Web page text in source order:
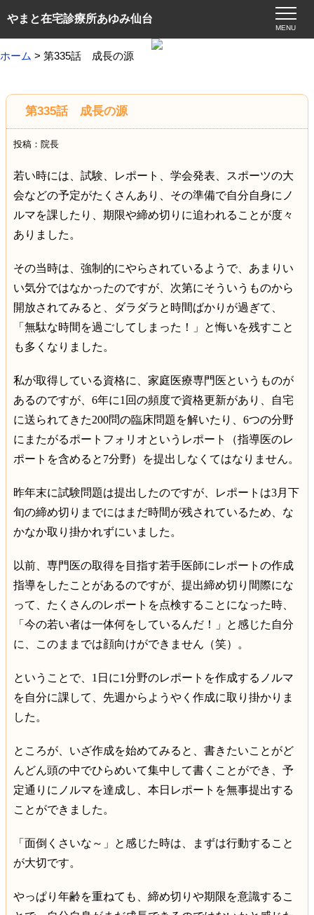
やまと在宅診療所あゆみ仙台
MENU
ホーム > 第335話 成長の源
第335話 成長の源
投稿：院長
若い時には、試験、レポート、学会発表、スポーツの大
会などの予定がたくさんあり、その準備で自分自身にノ
ルマを課したり、期限や締め切りに追われることが度々
ありました。
その当時は、強制的にやらされているようで、あまりい
い気分ではなかったのですが、次第にそういうものから
開放されてみると、ダラダラと時間ばかりが過ぎて、
「無駄な時間を過ごしてしまった！」と悔いを残すこと
も多くなりました。
私が取得している資格に、家庭医療専門医というものが
あるのですが、6年に1回の頻度で資格更新があり、自宅
に送られてきた200問の臨床問題を解いたり、6つの分野
にまたがるポートフォリオというレポート（指導医のレ
ポートを含めると7分野）を提出しなくてはなりません。
昨年末に試験問題は提出したのですが、レポートは3月下
旬の締め切りまでにはまだ時間が残されているため、な
かなか取り掛かれずにいました。
以前、専門医の取得を目指す若手医師にレポートの作成
指導をしたことがあるのですが、提出締め切り間際にな
って、たくさんのレポートを点検することになった時、
「今の若い者は一体何をしているんだ！」と感じた自分
に、このままでは顔向けができません（笑）。
ということで、1日に1分野のレポートを作成するノルマ
を自分に課して、先週からようやく作成に取り掛かりま
した。
ところが、いざ作成を始めてみると、書きたいことがど
んどん頭の中でひらめいて集中して書くことができ、予
定通りにノルマを達成し、本日レポートを無事提出する
ことができました。
「面倒くさいな～」と感じた時は、まずは行動すること
が大切です。
やっぱり年齢を重ねても、締め切りや期限を意識するこ